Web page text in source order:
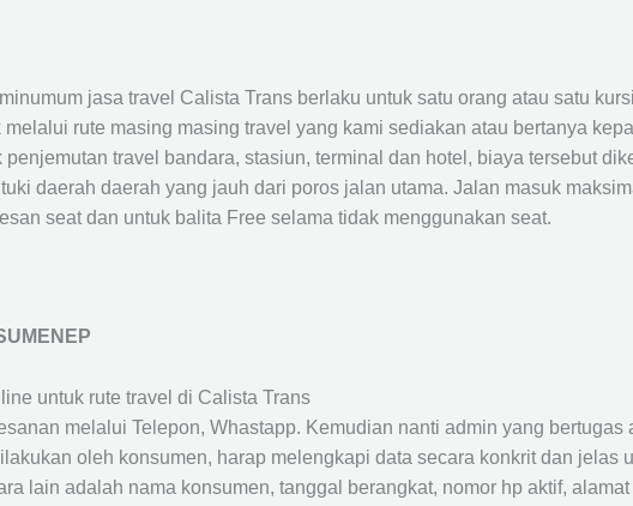
jasa travel Calista Trans berlaku untuk satu orang atau satu
rute masing masing travel yang kami sediakan atau bertanya
travel bandara, stasiun, terminal dan hotel, biaya tersebut
daerah daerah yang jauh dari poros jalan utama. Jalan masuk
seat dan untuk balita Free selama tidak menggunakan seat.
untuk rute travel di Calista Trans
melalui Telepon, Whastapp. Kemudian nanti admin yang
oleh konsumen, harap melengkapi data secara konkrit dan jelas
lain adalah nama konsumen, tanggal berangkat, nomor hp aktif,